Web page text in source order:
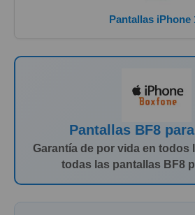
Pantallas iPhone
Pantallas BF8
Garantía de por vida en todos
todas las pantallas BF8